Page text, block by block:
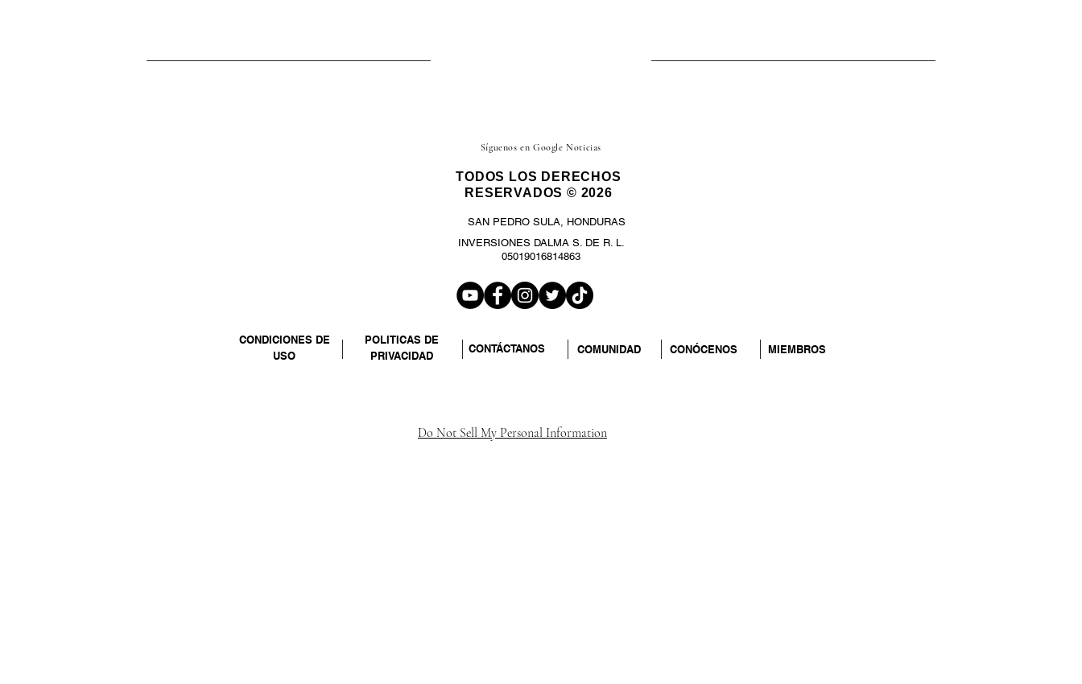
Síguenos en Google Noticias
TODOS LOS DERECHOS
RESERVADOS © 2026
SAN PEDRO SULA, HONDURAS
INVERSIONES DALMA S. DE R. L.
05019016814863
CONDICIONES DE
USO
POLITICAS DE
PRIVACIDAD
CONTÁCTANOS COMUNIDAD CONÓCENOS MIEMBROS
Do Not Sell My Personal Information